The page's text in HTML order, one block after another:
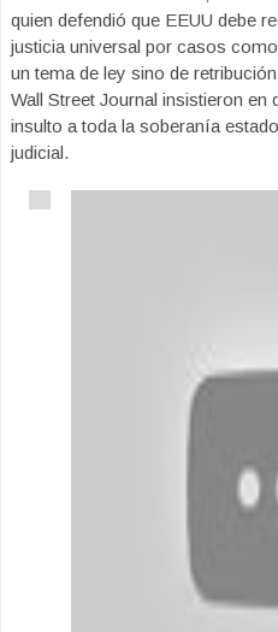
quien defendió que EEUU debe
justicia universal por casos
un tema de ley sino de
Wall Street Journal insistieron en
insulto a toda la soberanía
judicial.